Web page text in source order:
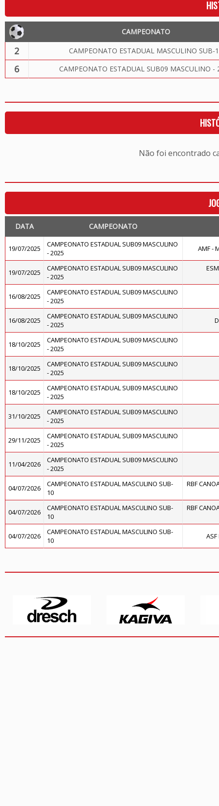
CAMPEONATO
2 CAMPEONATO ESTADUAL MASCULINO SUB-
6 CAMPEONATO ESTADUAL SUB09 MASCULINO -
Não foi encontrado
DATA CAMPEONATO
19/07/2025
CAMPEONATO ESTADUAL SUB09 MASCULINO
- 2025
AMF -
19/07/2025
CAMPEONATO ESTADUAL SUB09 MASCULINO
- 2025
16/08/2025
CAMPEONATO ESTADUAL SUB09 MASCULINO
- 2025
16/08/2025
CAMPEONATO ESTADUAL SUB09 MASCULINO
- 2025
18/10/2025
CAMPEONATO ESTADUAL SUB09 MASCULINO
- 2025
18/10/2025
CAMPEONATO ESTADUAL SUB09 MASCULINO
- 2025
18/10/2025
CAMPEONATO ESTADUAL SUB09 MASCULINO
- 2025
31/10/2025
CAMPEONATO ESTADUAL SUB09 MASCULINO
- 2025
29/11/2025
CAMPEONATO ESTADUAL SUB09 MASCULINO
- 2025
11/04/2026
CAMPEONATO ESTADUAL SUB09 MASCULINO
- 2025
04/07/2026
CAMPEONATO ESTADUAL MASCULINO SUB-
10
RBF
04/07/2026
CAMPEONATO ESTADUAL MASCULINO SUB-
10
RBF
04/07/2026
CAMPEONATO ESTADUAL MASCULINO SUB-
10